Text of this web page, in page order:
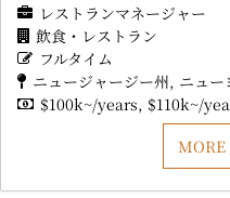
レストランマネージャー
飲食・レストラン
フルタイム
ニュージャージー州 ニュー
$100k~/years $110k~/